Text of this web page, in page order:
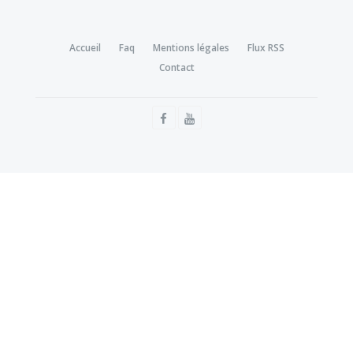
Accueil Faq Mentions légales
Flux RSS
Contact